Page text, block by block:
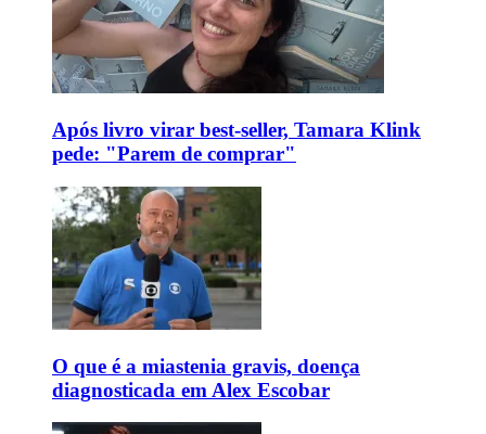
Após livro virar best-seller, Tamara Klink
pede: "Parem de comprar"
O que é a miastenia gravis, doença
diagnosticada em Alex Escobar